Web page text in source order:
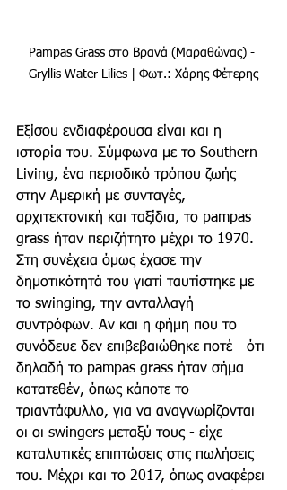
Pampas Grass στο Βρανά (Μαραθώνας) -
Gryllis Water Lilies | Φωτ.: Χάρης Φέτερης
Εξίσου ενδιαφέρουσα είναι και η
ιστορία του. Σύμφωνα με το Southern
Living, ένα περιοδικό τρόπου ζωής
στην Αμερική με συνταγές,
αρχιτεκτονική και ταξίδια, το pampas
grass ήταν περιζήτητο μέχρι το 1970.
Στη συνέχεια όμως έχασε την
δημοτικότητά του γιατί ταυτίστηκε με
το swinging, την ανταλλαγή
συντρόφων. Αν και η φήμη που το
συνόδευε δεν επιβεβαιώθηκε ποτέ - ότι
δηλαδή το pampas grass ήταν σήμα
κατατεθέν, όπως κάποτε το
τριαντάφυλλο, για να αναγνωρίζονται
οι οι swingers μεταξύ τους - είχε
καταλυτικές επιπτώσεις στις πωλήσεις
του. Μέχρι και το 2017, όπως αναφέρει